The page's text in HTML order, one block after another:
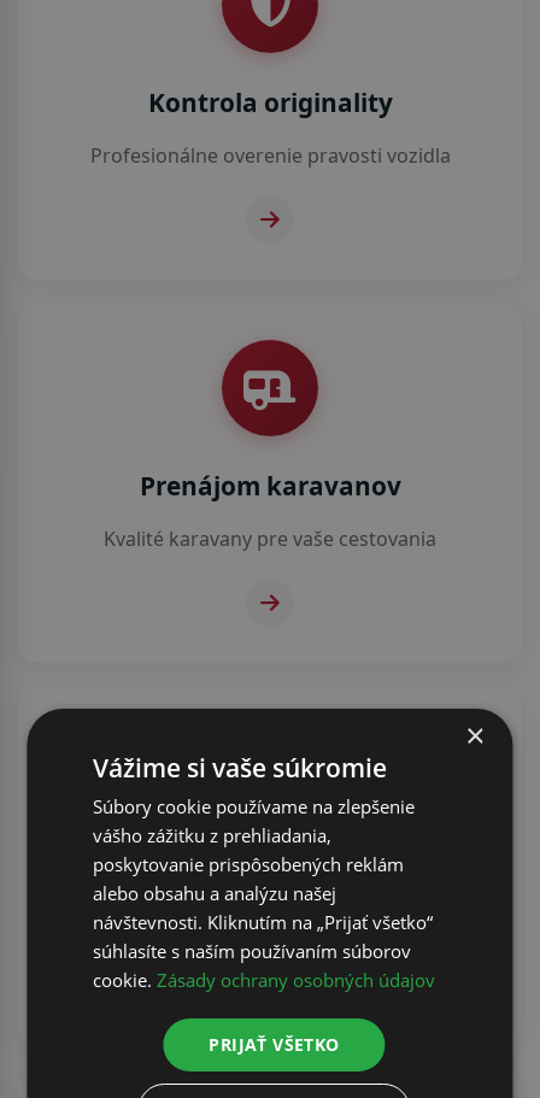
Kontrola originality
Profesionálne overenie pravosti vozidla
Prenájom karavanov
Kvalité karavany pre vaše cestovania
Požičovňa vozidiel
Náhradné vozidlá Kia za výhodné ceny
×
Vážime si vaše súkromie
Súbory cookie používame na zlepšenie
vášho zážitku z prehliadania,
poskytovanie prispôsobených reklám
alebo obsahu a analýzu našej
návštevnosti. Kliknutím na „Prijať všetko“
súhlasíte s naším používaním súborov
cookie.Zásady ochrany osobných údajov
PRIJAŤ VŠETKO